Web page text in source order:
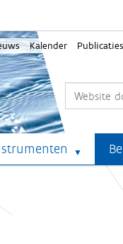
Kalender Publicaties